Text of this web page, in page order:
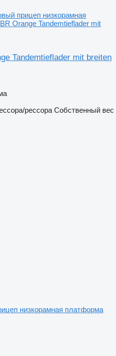
прицеп низкорамная
Orange Tandemtieflader mit
Tandemtieflader mit breiten
рессора Собственный вес
низкорамная платформа